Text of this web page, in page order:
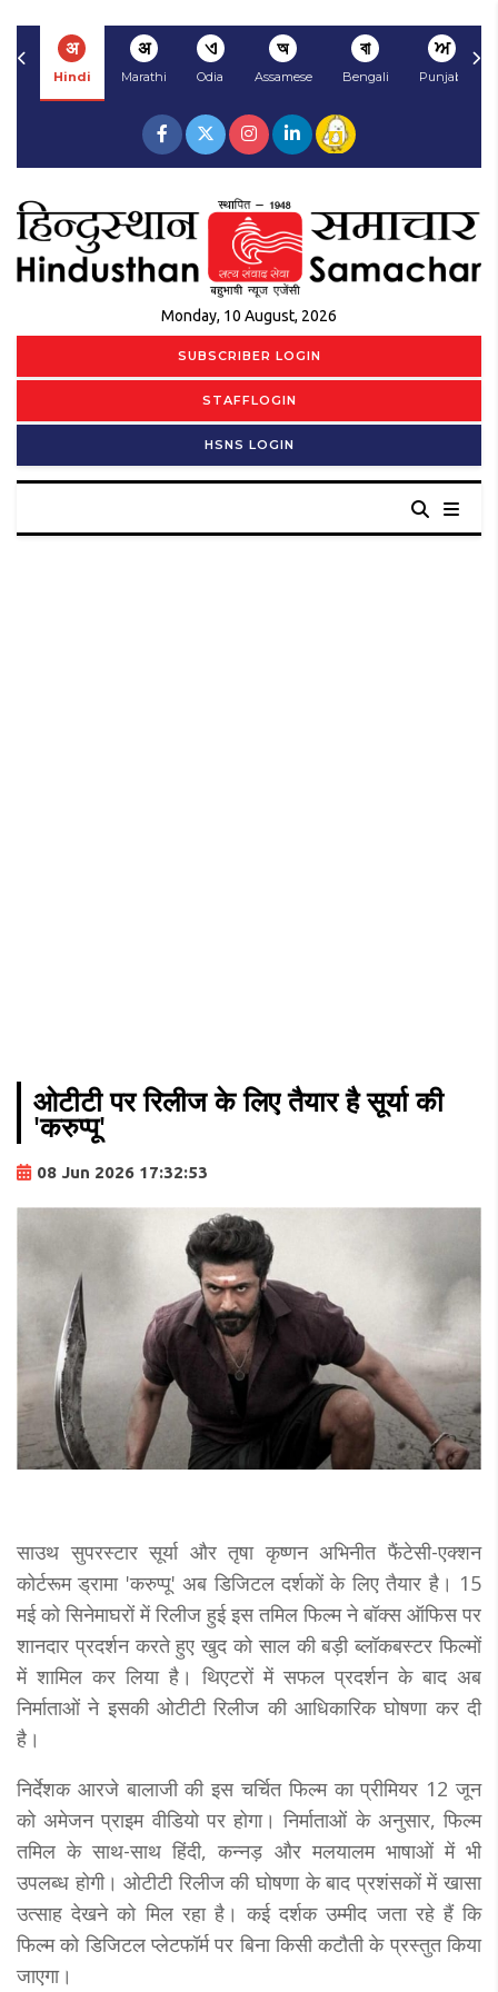
अ
Hindi
अ
Marathi
ଏ
Odia
অ
Assamese
বা
Bengali
ਅ
Punjabi
Monday, 10 August, 2026
SUBSCRIBER LOGIN
STAFFLOGIN
HSNS LOGIN
ओटीटी पर रिलीज के लिए तैयार है सूर्या की
'करुप्पू'
08 Jun 2026 17:32:53
साउथ सुपरस्टार सूर्या और तृषा कृष्णन अभिनीत फैंटेसी-एक्शन
कोर्टरूम ड्रामा 'करुप्पू' अब डिजिटल दर्शकों के लिए तैयार है। 15
मई को सिनेमाघरों में रिलीज हुई इस तमिल फिल्म ने बॉक्स ऑफिस पर
शानदार प्रदर्शन करते हुए खुद को साल की बड़ी ब्लॉकबस्टर फिल्मों
में शामिल कर लिया है। थिएटरों में सफल प्रदर्शन के बाद अब
निर्माताओं ने इसकी ओटीटी रिलीज की आधिकारिक घोषणा कर दी
है।
निर्देशक आरजे बालाजी की इस चर्चित फिल्म का प्रीमियर 12 जून
को अमेजन प्राइम वीडियो पर होगा। निर्माताओं के अनुसार, फिल्म
तमिल के साथ-साथ हिंदी, कन्नड़ और मलयालम भाषाओं में भी
उपलब्ध होगी। ओटीटी रिलीज की घोषणा के बाद प्रशंसकों में खासा
उत्साह देखने को मिल रहा है। कई दर्शक उम्मीद जता रहे हैं कि
फिल्म को डिजिटल प्लेटफॉर्म पर बिना किसी कटौती के प्रस्तुत किया
जाएगा।